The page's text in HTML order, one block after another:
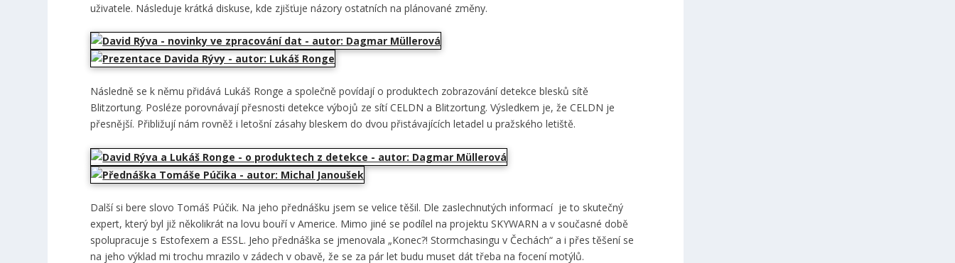
uživatele. Následuje krátká diskuse, kde zjišťuje názory ostatních na plánované změny.
Následně se k němu přidává Lukáš Ronge a společně povídají o produktech zobrazování detekce blesků sítě
Blitzortung. Posléze porovnávají přesnosti detekce výbojů ze sítí CELDN a Blitzortung. Výsledkem je, že CELDN je
přesnější. Přibližují nám rovněž i letošní zásahy bleskem do dvou přistávajících letadel u pražského letiště.
Další si bere slovo Tomáš Púčik. Na jeho přednášku jsem se velice těšil. Dle zaslechnutých informací je to skutečný
expert, který byl již několikrát na lovu bouří v Americe. Mimo jiné se podílel na projektu SKYWARN a v současné době
spolupracuje s Estofexem a ESSL. Jeho přednáška se jmenovala „Konec?! Stormchasingu v Čechách“ a i přes těšení se
na jeho výklad mi trochu mrazilo v zádech v obavě, že se za pár let budu muset dát třeba na focení motýlů.